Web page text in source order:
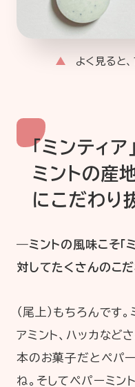
よく見ると、
「ミンティア
ミントの産
にこだわり
―ミントの風味こそ「
対してたくさんのこ
（尾上）もちろんです
アミント、ハッカなど
本のお菓子だとペパ
ね。そしてペパーミン